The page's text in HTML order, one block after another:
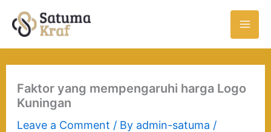
Faktor yang mempengaruhi harga Logo
Kuningan
Leave a Comment / By admin-satuma /